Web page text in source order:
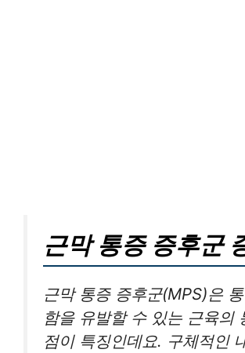
근막 통증 증후군
근막 통증 증후군(MPS)은
함을 유발할 수 있는 근육의
점이 특징인데요. 구체적인